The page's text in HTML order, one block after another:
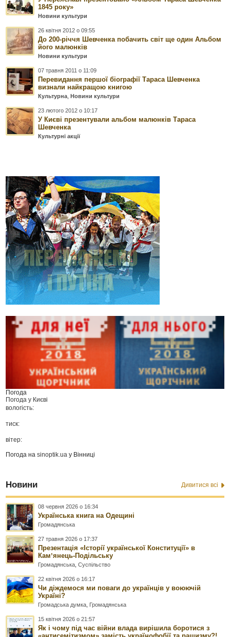
1845 року»
Новини культури
26 квітня 2012 о 09:55
До 200-річчя Шевченка побачить світ ще один Альбом
його малюнків
Новини культури
07 травня 2011 о 11:09
Перевидання першої біографії Тараса Шевченка
визнали найкращою книгою
Культурна, Новини культури
23 лютого 2012 о 10:17
У Києві презентували альбом малюнків Тараса
Шевченка
Культурні акції
Погода
Погода у Києві
вологість:
тиск:
вітер:
Погода наsinoptik.ua у Вінниці
Новини Дивитися всі
08 червня 2026 о 16:34
Українська книга на Одещині
Громадянська
27 травня 2026 о 17:37
Презентація «Історії української Конституції» в
Камʼянець-Подільську
Громадянська ,Суспільство
22 квітня 2026 о 16:17
Чи діждемося ми поваги до українців у воюючій
Україні?
Громадська думка Громадянська
15 квітня 2026 о 21:57
Як і чому під час війни влада вирішила боротися з